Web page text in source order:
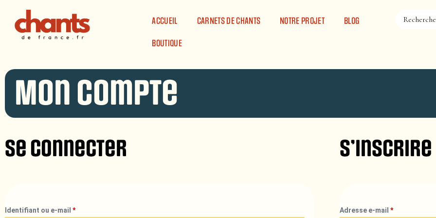
ACCUEIL
CARNETS DE CHANTS NOTRE PROJET BLOG
BOUTIQUE
Mon compte
Se connecter
Identifiant ou e-mail *
S’inscrire
Adresse e-mail*